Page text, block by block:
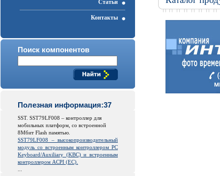
Статьи
Контакты
Поиск компонентов
Полезная информация:37
SST. SST79LF008 – контроллер для
мобильных платформ, со встроенной
8Мбит Flash памятью.
SST79LF008 – высокопроизводительный
модуль со встроенным контроллером PC
Keyboard/Auxiliary (KBC) и встроенным
контроллером ACPI (EC).